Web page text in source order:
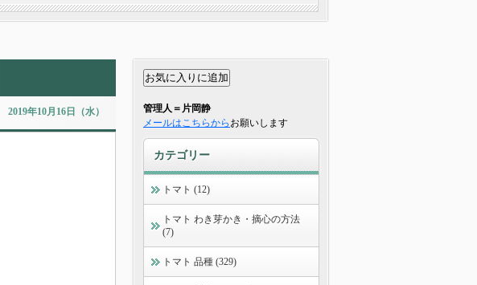
2019年10月16日（水）
管理人＝片岡静
メールはこちらから お願いします
カテゴリー
トマト (12)
トマト わき芽かき・摘心の方法
(7)
トマト 品種 (329)